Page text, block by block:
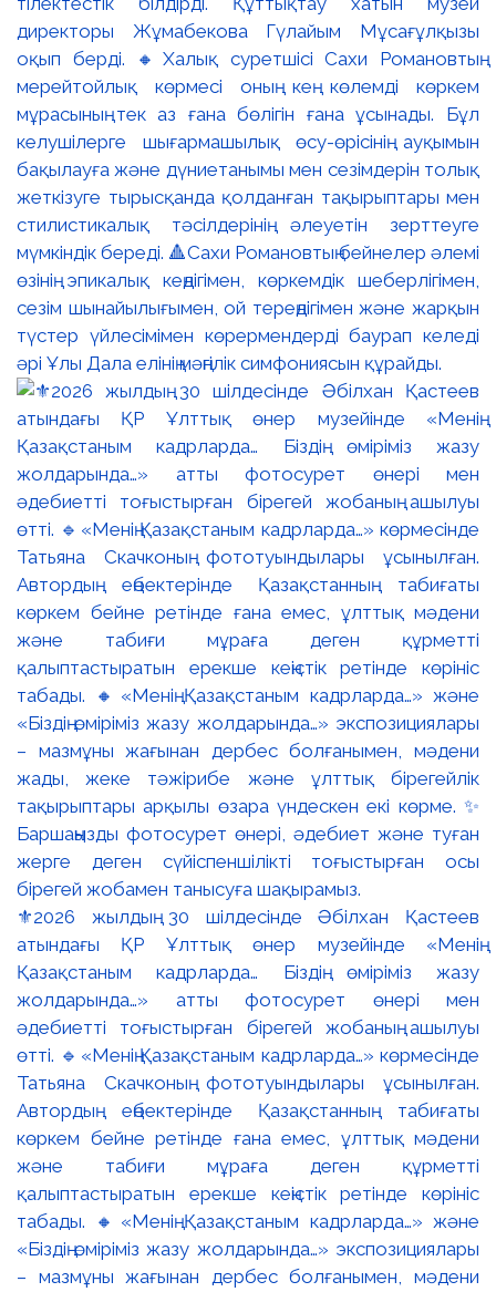
директоры Жұмабекова Гүлайым Мұсағұлқызы
оқып берді. 🔸Халық суретшісі Сахи Романовтың
мерейтойлық көрмесі оның кең көлемді көркем
мұрасының тек аз ғана бөлігін ғана ұсынады. Бұл
келушілерге шығармашылық өсу-өрісінің ауқымын
бақылауға және дүниетанымы мен сезімдерін толық
жеткізуге тырысқанда қолданған тақырыптары мен
стилистикалық тәсілдерінің әлеуетін зерттеуге
мүмкіндік береді. 🔺Сахи Романовтың бейнелер әлемі
өзінің эпикалық кеңдігімен, көркемдік шеберлігімен,
сезім шынайылығымен, ой тереңдігімен және жарқын
түстер үйлесімімен көрермендерді баурап келеді
әрі Ұлы Дала елінің мәңгілік симфониясын құрайды.
⚜️2026 жылдың 30 шілдесінде Әбілхан Қастеев
атындағы ҚР Ұлттық өнер музейінде «Менің
Қазақстаным кадрларда… Біздің өміріміз жазу
жолдарында…» атты фотосурет өнері мен
әдебиетті тоғыстырған бірегей жобаның ашылуы
өтті. 🔹«Менің Қазақстаным кадрларда…» көрмесінде
Татьяна Скачконың фототуындылары ұсынылған.
Автордың еңбектерінде Қазақстанның табиғаты
көркем бейне ретінде ғана емес, ұлттық мәдени
және табиғи мұраға деген құрметті
қалыптастыратын ерекше кеңістік ретінде көрініс
табады. 🔸«Менің Қазақстаным кадрларда…» және
«Біздің өміріміз жазу жолдарында…» экспозициялары
– мазмұны жағынан дербес болғанымен, мәдени